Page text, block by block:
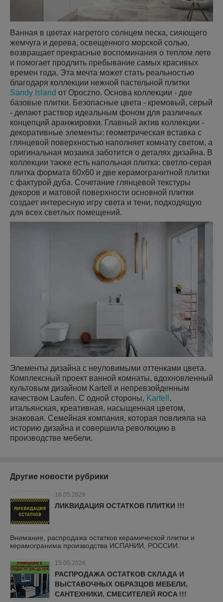
Ванная в цветах нагретого солнцем песка, сияющего
жемчуга и дерева, освещенного морской солью,
возвращает прекрасные воспоминания о теплом лете
и помогает продлить пребывание самых красивых
времен года. Эта мечта может стать реальностью
благодаря коллекции нежной пастельной плитки
Sandy Island от Opoczno. Основа коллекции - две
базовые плитки. Безопасные цвета - кремовый, серый
- делают раствор идеальным фоном для различных
концепций аранжировки. Главный актив коллекции -
декоративные элементы: геометрическая вставка с
глянцевой поверхностью наполняет комнату светом, а
оригинальная мозаика заботится о деталях дизайна. В
коллекции также есть напольная плитка: светло-серая
плитка формата 60х60 и две керамогранитной плитки
с фактурой дуба. Сочетание глянцевой текстуры
декоров и матовой поверхности основной плитки
создает интересную игру света и тени, подходящую
для всех светлых помещений.
Элементы дизайна с неуловимыми оттенками цвета.
Комплексный проект ванной комнаты, вдохновленный
культовым дизайном Kartell и непревзойденным
качеством Laufen. С одной стороны, Kartell ,
итальянская, креативная, насыщенная цветом,
знаковая. Семейная компания, которая повлияла на
историю дизайна и совершила революцию в
производстве мебели.
Другие новости рубрики
18.05.2026
ЛИКВИДАЦИЯ ОСТАТКОВ ПЛИТКИ !!!
Внимание, распродажа остатков керамической плитки и
керамогранима производства ИСПАНИИ, РОССИИ.
15.05.2026
РАСПРОДАЖА ОСТАТКОВ СКЛАДА И
ВЫСТАВОЧНЫХ ОБРАЗЦОВ МЕБЕЛИ,
САНТЕХНИКИ, СМЕСИТЕЛЕЙ ROCA !!!